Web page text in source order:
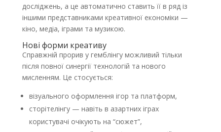
досліджень, а це автоматично ставить її в ряд із
іншими представниками креативної економіки —
кіно, медіа, іграми та музикою.
Нові форми креативу
Справжній прорив у гемблінгу можливий тільки
після повної синергії технологій та нового
мисленням. Це стосується:
візуального оформлення ігор та платформ,
сторітелінгу — навіть в азартних іграх
користувачі очікують на “сюжет”,